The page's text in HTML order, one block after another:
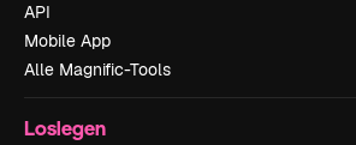
API
Mobile App
Alle Magnific-Tools
Loslegen